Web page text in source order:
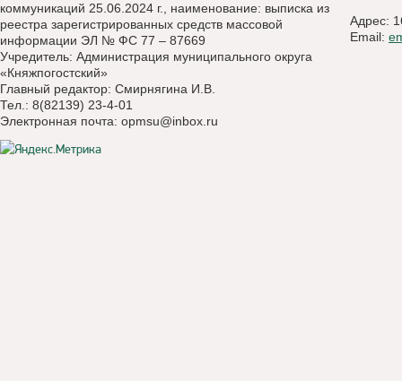
коммуникаций 25.06.2024 г., наименование: выписка из
реестра зарегистрированных средств массовой
информации ЭЛ № ФС 77 – 87669
Учредитель: Администрация муниципального округа
«Княжпогостский»
Главный редактор: Смирнягина И.В.
Тел.: 8(82139) 23-4-01
Электронная почта: opmsu@inbox.ru
Адрес:
Email: